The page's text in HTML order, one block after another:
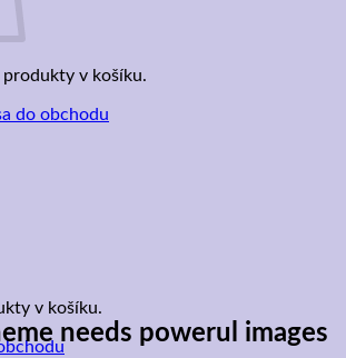
produkty v košíku.
do obchodu
v košíku.
needs powerul images